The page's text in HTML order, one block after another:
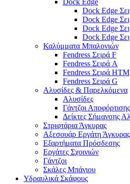
Dock Edge
Dock Edge
Dock Edge
Dock Edge
Dock Edge
Καλύμματα Μπαλονιών
Fendress Σειρά F
Fendress Σειρά A
Fendress Σειρά HTM
Fendress Σειρά G
Αλυσίδες & Παρελκόμενα
Αλυσίδες
Γάντζοι
Δείκτες Σήμανσης
Στριφτάρια Άγκυρας
Αξεσουάρ Εργάτη Άγκυρας
Εξαρτήματα Πρόσδεσης
Εργάτες Σχοινιών
Γάντζοι
Σκάλες Μπάνιου
Υδραυλικά Σκάφους